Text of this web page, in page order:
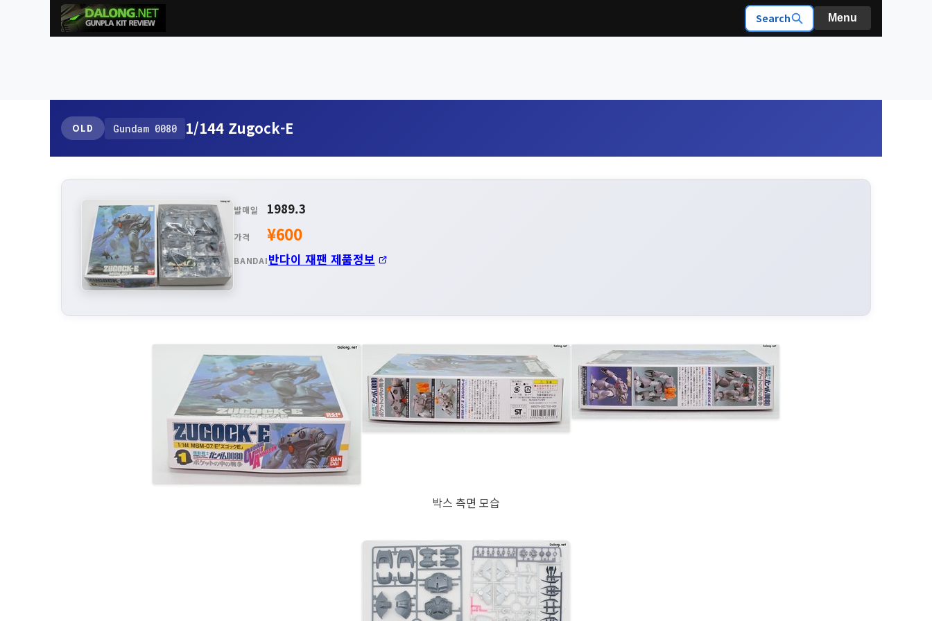
Search Menu
OLD Gundam 0080 1/144 Zugock-E
발매일 1989.3
가격 ¥600
BANDAI반다이 재팬 제품정보
박스 측면 모습